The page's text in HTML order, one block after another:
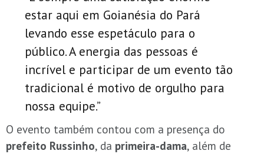
estar aqui em Goianésia do Pará
levando esse espetáculo para o
público. A energia das pessoas é
incrível e participar de um evento tão
tradicional é motivo de orgulho para
nossa equipe.”
O evento também contou com a presença do
prefeito Russinho, da primeira-dama, além de